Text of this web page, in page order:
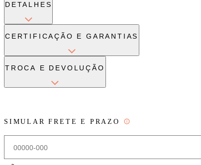
DETALHES
CERTIFICAÇÃO E GARANTIAS
TROCA E DEVOLUÇÃO
SIMULAR FRETE E PRAZO